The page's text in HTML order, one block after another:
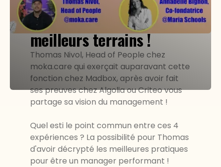
apprises sur les
meilleurs terrains !
Thomas Nivol, Head of People chez
moka.care qui exerçait auparavant cette
fonction chez Madbox, après avoir fait
ses preuves chez Algolia ou Criteo vous
partage sa vision du management !
Quel esti le point commun entre ces 4
expériences ? La possibilité pour Thomas
d'avoir décrypté les meilleures pratiques
pour être un manager performant !